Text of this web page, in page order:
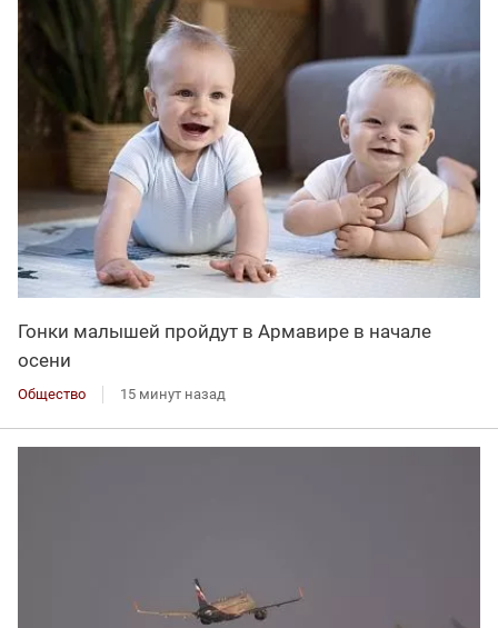
Гонки малышей пройдут в Армавире в начале
осени
Общество 15 минут назад